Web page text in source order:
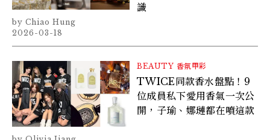
識
Chiao Hung
2026-03-18
BEAUTY 香氛甲彩
TWICE同款香水盤點！9
位成員私下愛用香氣一次公
開，子瑜、娜璉都在噴這款